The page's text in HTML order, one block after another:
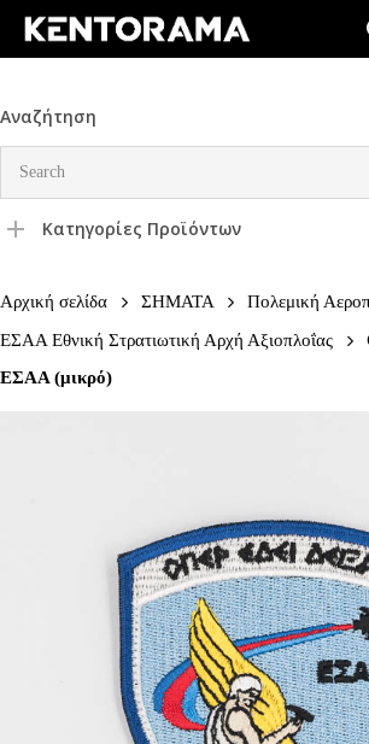
Skip
content
Αναζήτηση
Κατηγορίες Προϊόντων
Αρχική σελίδα ΣΗΜΑΤΑ Πολεμική
ΕΣΑΑ Εθνική Στρατιωτική Αρχή Αξιοπλοΐας
ΕΣΑΑ (μικρό)